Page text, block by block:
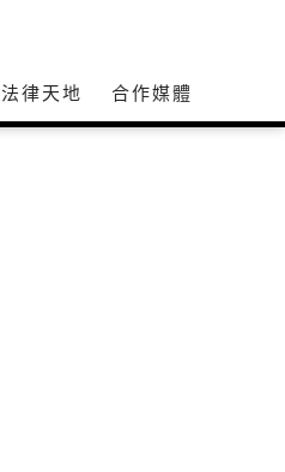
法律天地 合作媒體